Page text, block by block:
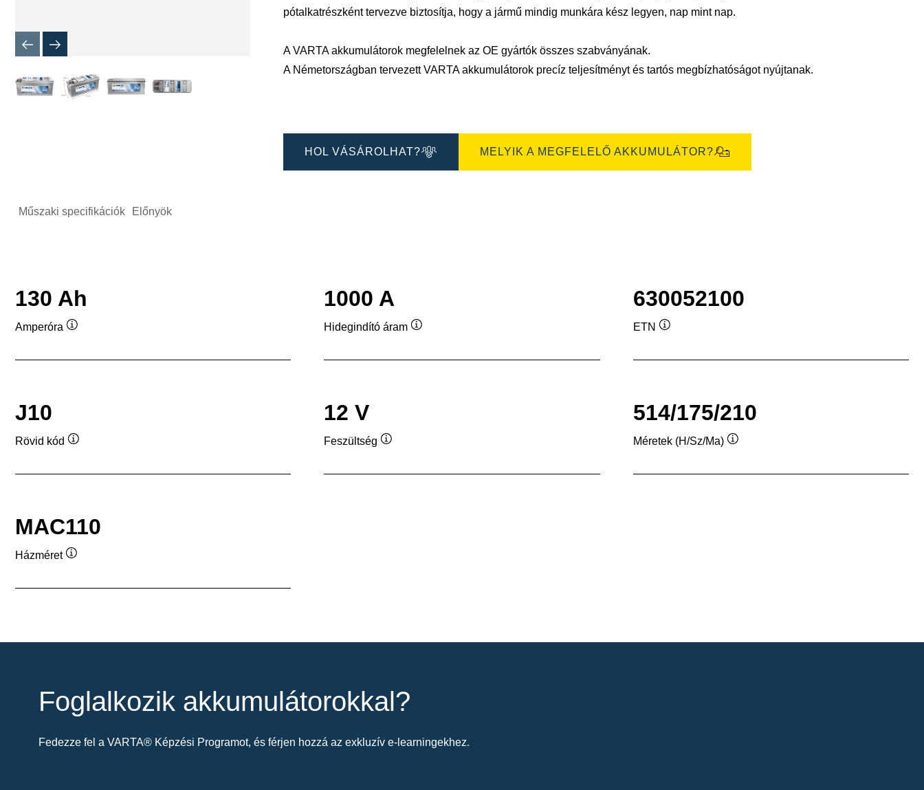
pótalkatrészként tervezve biztosítja, hogy a jármű mindig munkára kész legyen, nap mint nap.
A VARTA akkumulátorok megfelelnek az OE gyártók összes szabványának.
A Németországban tervezett VARTA akkumulátorok precíz teljesítményt és tartós megbízhatóságot nyújtanak.
HOL VÁSÁROLHAT? MELYIK A MEGFELELŐ AKKUMULÁTOR?
Műszaki specifikációk Előnyök
130 Ah
Amperóra
1000 A
Hidegindító áram
630052100
ETN
J10
Rövid kód
12 V
Feszültség
514/175/210
Méretek (H/Sz/Ma)
MAC110
Házméret
Foglalkozik akkumulátorokkal?
Fedezze fel a VARTA® Képzési Programot, és férjen hozzá az exkluzív e-learningekhez.